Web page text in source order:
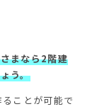
まなら2階建
う。
ことが可能で